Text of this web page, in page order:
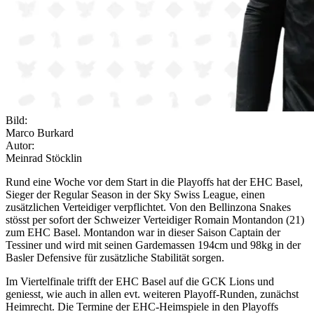
Bild:
Marco Burkard
Autor:
Meinrad Stöcklin
Rund eine Woche vor dem Start in die Playoffs hat der EHC Basel,
Sieger der Regular Season in der Sky Swiss League, einen
zusätzlichen Verteidiger verpflichtet. Von den Bellinzona Snakes
stösst per sofort der Schweizer Verteidiger Romain Montandon (21)
zum EHC Basel. Montandon war in dieser Saison Captain der
Tessiner und wird mit seinen Gardemassen 194cm und 98kg in der
Basler Defensive für zusätzliche Stabilität sorgen.
Im Viertelfinale trifft der EHC Basel auf die GCK Lions und
geniesst, wie auch in allen evt. weiteren Playoff-Runden, zunächst
Heimrecht. Die Termine der EHC-Heimspiele in den Playoffs